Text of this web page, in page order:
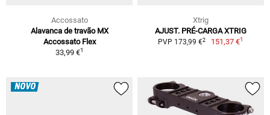
Accossato
Alavanca de travão MX
Accossato Flex
33,99 €1
Xtrig
AJUST. PRÉ-CARGA XTRIG
PVP 173,99 €2 151,37 €1
NOVO